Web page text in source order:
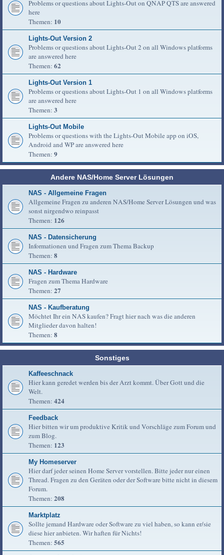
Problems or questions about Lights-Out on QNAP QTS are answered
here
Themen: 10
Lights-Out Version 2
Problems or questions about Lights-Out 2 on all Windows platforms
are answered here
Themen: 62
Lights-Out Version 1
Problems or questions about Lights-Out 1 on all Windows platforms
are answered here
Themen: 3
Lights-Out Mobile
Problems or questions with the Lights-Out Mobile app on iOS,
Android and WP are answered here
Themen: 9
Andere NAS/Home Server Lösungen
NAS - Allgemeine Fragen
Allgemeine Fragen zu anderen NAS/Home Server Lösungen und was
sonst nirgendwo reinpasst
Themen: 126
NAS - Datensicherung
Informationen und Fragen zum Thema Backup
Themen: 8
NAS - Hardware
Fragen zum Thema Hardware
Themen: 27
NAS - Kaufberatung
Möchtet Ihr ein NAS kaufen? Fragt hier nach was die anderen
Mitglieder davon halten!
Themen: 8
Sonstiges
Kaffeeschnack
Hier kann geredet werden bis der Arzt kommt. Über Gott und die
Welt.
Themen: 424
Feedback
Hier bitten wir um produktive Kritik und Vorschläge zum Forum und
zum Blog.
Themen: 123
My Homeserver
Hier darf jeder seinen Home Server vorstellen. Bitte jeder nur einen
Thread. Fragen zu den Geräten oder der Software bitte nicht in diesem
Forum.
Themen: 208
Marktplatz
Sollte jemand Hardware oder Software zu viel haben, so kann er/sie
diese hier anbieten. Wir haften für Nichts!
Themen: 565